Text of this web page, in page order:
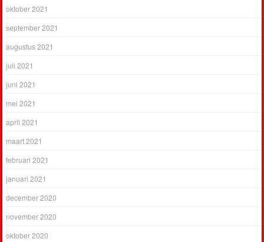
oktober 2021
september 2021
augustus 2021
juli 2021
juni 2021
mei 2021
april 2021
maart 2021
februari 2021
januari 2021
december 2020
november 2020
oktober 2020